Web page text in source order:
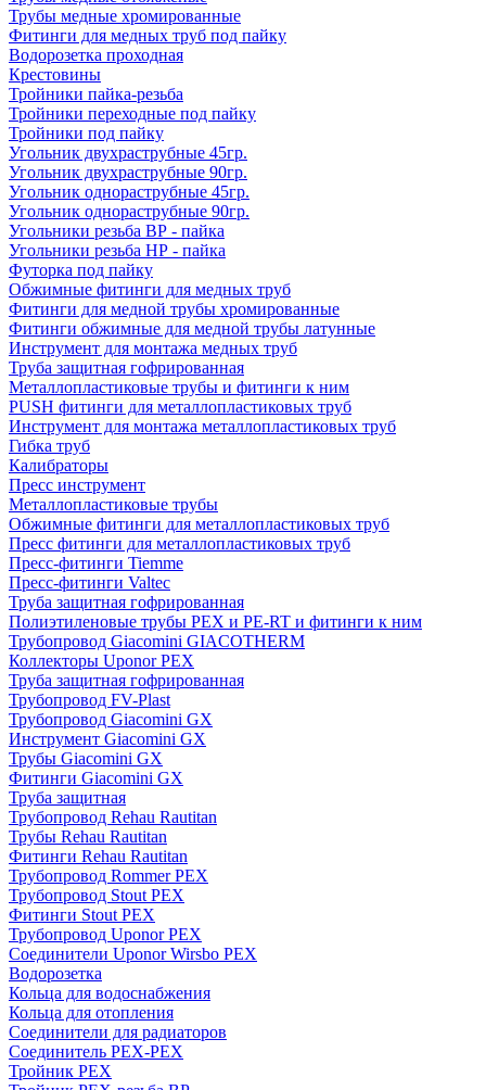
Трубы медные хромированные
Фитинги для медных труб под пайку
Водорозетка проходная
Крестовины
Тройники пайка-резьба
Тройники переходные под пайку
Тройники под пайку
Угольник двухраструбные 45гр.
Угольник двухраструбные 90гр.
Угольник однораструбные 45гр.
Угольник однораструбные 90гр.
Угольники резьба ВР - пайка
Угольники резьба НР - пайка
Футорка под пайку
Обжимные фитинги для медных труб
Фитинги для медной трубы хромированные
Фитинги обжимные для медной трубы латунные
Инструмент для монтажа медных труб
Труба защитная гофрированная
Металлопластиковые трубы и фитинги к ним
PUSH фитинги для металлопластиковых труб
Инструмент для монтажа металлопластиковых труб
Гибка труб
Калибраторы
Пресс инструмент
Металлопластиковые трубы
Обжимные фитинги для металлопластиковых труб
Пресс фитинги для металлопластиковых труб
Пресс-фитинги Tiemme
Пресс-фитинги Valtec
Труба защитная гофрированная
Полиэтиленовые трубы PEX и PE-RT и фитинги к ним
Трубопровод Giacomini GIACOTHERM
Коллекторы Uponor PEX
Труба защитная гофрированная
Трубопровод FV-Plast
Трубопровод Giacomini GX
Инструмент Giacomini GX
Трубы Giacomini GX
Фитинги Giacomini GX
Труба защитная
Трубопровод Rehau Rautitan
Трубы Rehau Rautitan
Фитинги Rehau Rautitan
Трубопровод Rommer PEX
Трубопровод Stout PEX
Фитинги Stout PEX
Трубопровод Uponor PEX
Соединители Uponor Wirsbo PEX
Водорозетка
Кольца для водоснабжения
Кольца для отопления
Соединители для радиаторов
Соединитель PEX-PEX
Тройник PEX